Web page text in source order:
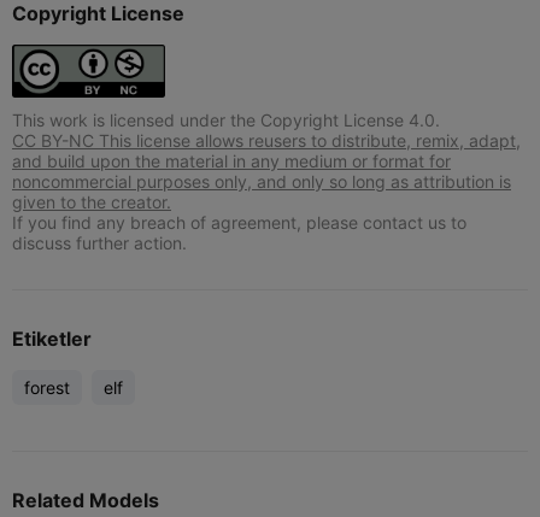
Copyright License
This work is licensed under the Copyright License 4.0.
CC BY-NC This license allows reusers to distribute, remix, adapt,
and build upon the material in any medium or format for
noncommercial purposes only, and only so long as attribution is
given to the creator.
If you find any breach of agreement, please contact us to
discuss further action.
Etiketler
forest elf
Related Models